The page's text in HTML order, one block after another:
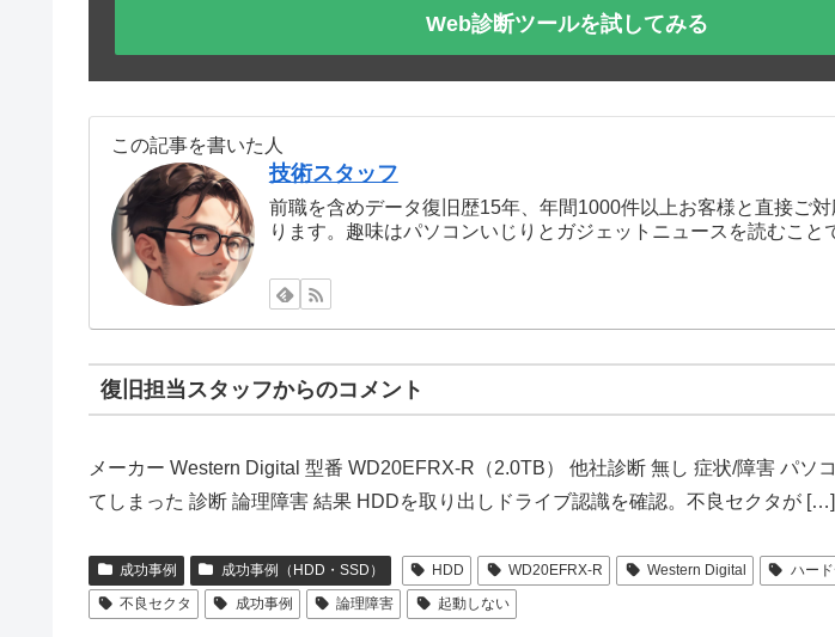
Web診断ツールを試してみる
この記事を書いた人
技術スタッフ
前職を含めデータ復旧歴15年、年間1000件以上お客様と直接ご
ります。趣味はパソコンいじりとガジェットニュースを読むこと
復旧担当スタッフからのコメント
メーカー Western Digital 型番 WD20EFRX-R（2.0TB） 他社診断 無し 症状/障害 パソ
てしまった 診断 論理障害 結果 HDDを取り出しドライブ認識を確認。不良セクタが […]
成功事例 成功事例（HDD・SSD） HDD WD20EFRX-R Western Digital ハー
不良セクタ
成功事例 論理障害 起動しない